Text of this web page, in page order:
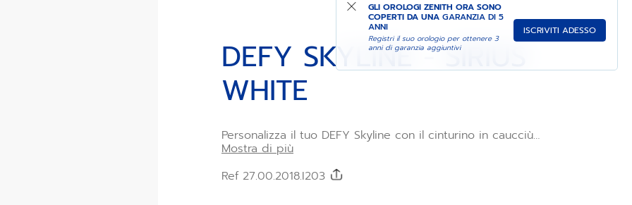
GLI OROLOGI ZENITH ORA SONO
COPERTI DA UNA GARANZIA DI 5
ANNI
Registri il suo orologio per ottenere 3
anni di garanzia aggiuntivi
ISCRIVITI ADESSO
DEFY SKYLINE - SIRIUS
WHITE
Personalizza il tuo DEFY Skyline con il cinturino in caucciù
Sirius White. Comodo, impermeabile e facile da cambiare
cinturino in caucciù con motivo a stelle Sirius White è
Mostra di più
Ref 27.00.2018.I203